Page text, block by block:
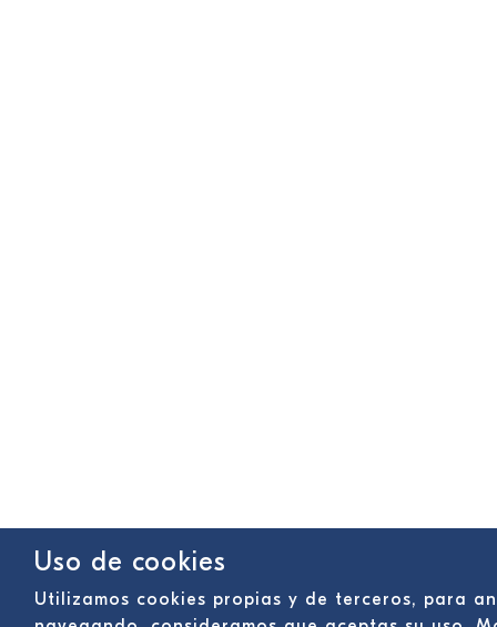
Uso de cookies
Utilizamos cookies propias y de terceros, para